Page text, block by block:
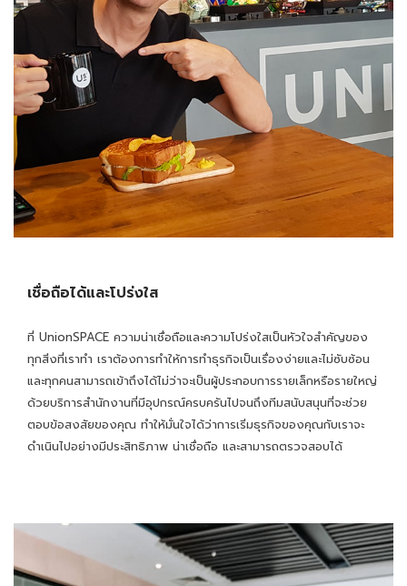
เชื่อถือได้และโปร่งใส
ที่ UnionSPACE ความน่าเชื่อถือและความโปร่งใสเป็นหัวใจสำคัญของ
ทุกสิ่งที่เราทำ เราต้องการทำให้การทำธุรกิจเป็นเรื่องง่ายและไม่ซับซ้อน
และทุกคนสามารถเข้าถึงได้ไม่ว่าจะเป็นผู้ประกอบการรายเล็กหรือรายใหญ่
ด้วยบริการสํานักงานที่มีอุปกรณ์ครบครันไปจนถึงทีมสนับสนุนที่จะช่วย
ตอบข้อสงสัยของคุณ ทำให้มั่นใจได้ว่าการเริ่มธุรกิจของคุณกับเราจะ
ดำเนินไปอย่างมีประสิทธิภาพ น่าเชื่อถือ และสามารถตรวจสอบได้